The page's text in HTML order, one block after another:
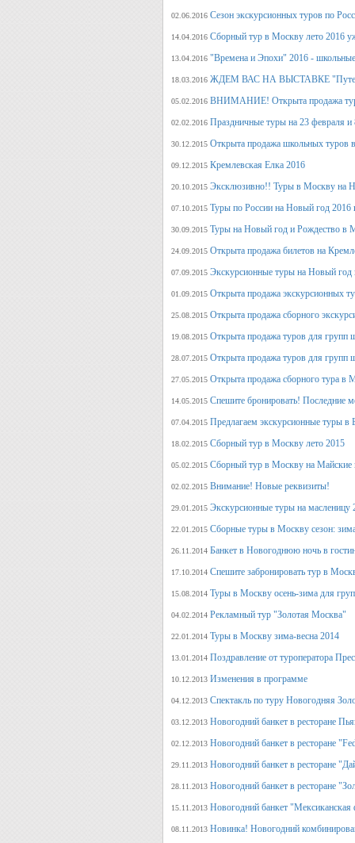
02.06.2016 Сезон экскурсионных туров по
14.04.2016 Сборный тур в Москву лето 2016
13.04.2016 "Времена и Эпохи" 2016 - школьные
18.03.2016 ЖДЕМ ВАС НА ВЫСТАВКЕ
05.02.2016 ВНИМАНИЕ! Открыта продажа
02.02.2016 Праздничные туры на 23 февраля и
30.12.2015 Открыта продажа школьных туров
09.12.2015 Кремлевская Елка 2016
20.10.2015 Эксклюзивно!! Туры в Москву на
07.10.2015 Туры по России на Новый год 2016
30.09.2015 Туры на Новый год и Рождество в
24.09.2015 Открыта продажа билетов на
07.09.2015 Экскурсионные туры на Новый год
01.09.2015 Открыта продажа экскурсионных
25.08.2015 Открыта продажа сборного
19.08.2015 Открыта продажа туров для групп
28.07.2015 Открыта продажа туров для групп
27.05.2015 Открыта продажа сборного тура в
14.05.2015 Спешите бронировать! Последние
07.04.2015 Предлагаем экскурсионные туры в
18.02.2015 Сборный тур в Москву лето 2015
05.02.2015 Сборный тур в Москву на Майские
02.02.2015 Внимание! Новые реквизиты!
29.01.2015 Экскурсионные туры на масленицу
22.01.2015 Сборные туры в Москву сезон:
26.11.2014 Банкет в Новогоднюю ночь в
17.10.2014 Спешите забронировать тур в
15.08.2014 Туры в Москву осень-зима для
04.02.2014 Рекламный тур "Золотая Москва"
22.01.2014 Туры в Москву зима-весна 2014
13.01.2014 Поздравление от туроператора
10.12.2013 Изменения в программе
04.12.2013 Спектакль по туру Новогодняя
03.12.2013 Новогодний банкет в ресторане
02.12.2013 Новогодний банкет в ресторане
29.11.2013 Новогодний банкет в ресторане
28.11.2013 Новогодний банкет в ресторане
15.11.2013 Новогодний банкет
08.11.2013 Новинка! Новогодний